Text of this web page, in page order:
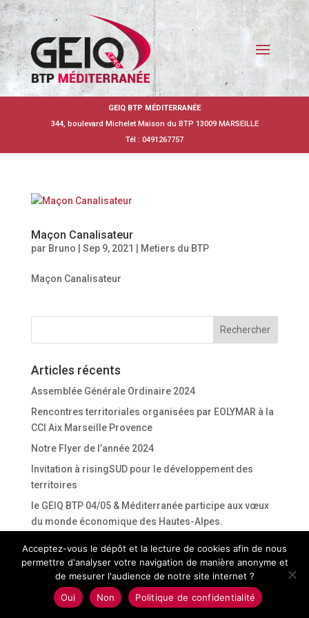
GEIQ BTP MÉDITERRANÉE
344, boulevard Michelet Maison du BTP 13009 MARSEILLE
Tél : 0491267757
Maçon Canalisateur
par Bruno Sep 9, 2021 Metiers du BTP
Maçon Canalisateur
Articles récents
Assemblée Générale Ordinaire 2024
Rencontres territoriales organisées par EOLYMAR à la
CCI Aix Marseille Provence
Notre Flyer de l’année 2024
Invitation à risingSUD pour le développement des
territoires
le GEIQ BTP 04/05 & Méditerranée participe aux vœux
du monde économique des Hautes-Alpes.
Commentaires récents
Acceptez-vous le dépôt et la lecture de cookies afin de nous
permettre d'analyser votre navigation de manière anonyme et
de mesurer l'audience de notre site internet ?
Oui
Non Politique de confidentialité